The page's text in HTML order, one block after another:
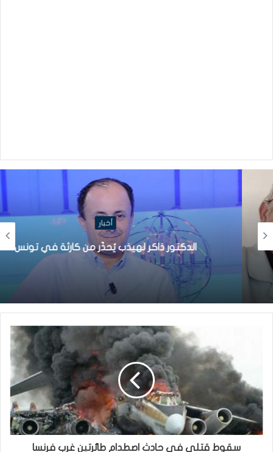
أخبار
الدكتور ذاكر لهيذب يُحذّر من كارثة في تونس
سقوط قتلى في حادث اصطدام طائرتين غرب فرنسا